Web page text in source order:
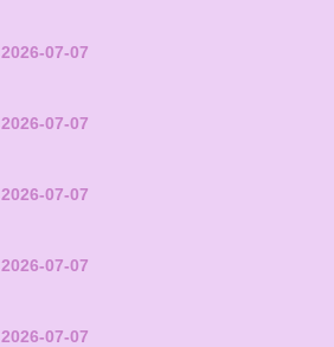
2026-07-07
2026-07-07
2026-07-07
2026-07-07
2026-07-07